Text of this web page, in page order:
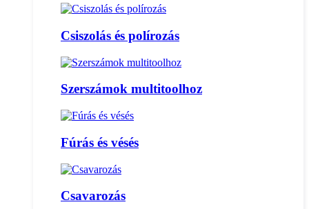
Csiszolás és polírozás
Szerszámok multitoolhoz
Fúrás és vésés
Csavarozás